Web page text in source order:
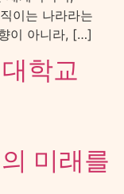
이는 나라라는
이 아니라, […]
학교
미래를